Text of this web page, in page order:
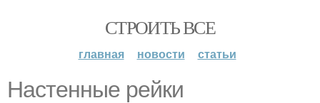
СТРОИТЬ ВСЕ
главная новости статьи
Настенные рейки